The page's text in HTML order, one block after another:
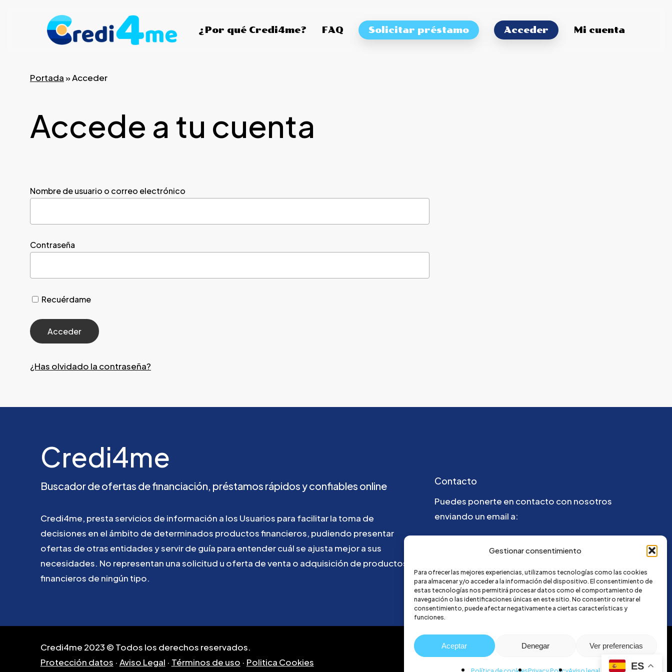
Gestionar consentimiento
Para ofrecer las mejores experiencias, utilizamos tecnologías como las cookies
para almacenar y/o acceder a la información del dispositivo. El consentimiento de
estas tecnologías nos permitirá procesar datos como el comportamiento de
navegación o las identificaciones únicas en este sitio. No consentir o retirar el
consentimiento, puede afectar negativamente a ciertas características y
funciones.
Aceptar Denegar Ver preferencias
¿Por qué Credi4me? FAQ Solicitar préstamo Acceder Mi cuenta
Portada»Acceder
Accede a tu cuenta
Nombre de usuario o correo electrónico
Contraseña
Recuérdame
¿Has olvidado la contraseña?
Credi4me
Buscadordeofertas definanciación, préstamos rápidosyconfiables online
Credi4me, prestaservicios de información a los Usuarios para facilitarla toma de
decisiones en el ámbito de determinados productosfinancieros, pudiendo presentar
ofertas de otras entidadesyservirde guía para entendercuálse ajusta mejorasus
necesidades. No representan unasolicitud u oferta deventa o adquisición de productos
financieros de ningún tipo.
Contacto
Puedes ponerte en contacto con nosotros
enviando un email a:
Credi4me 2023 © Todos los derechos reservados.
Protección datos · Aviso Legal · Términos de uso · Politica Cookies ES